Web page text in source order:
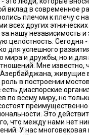
вклад в современное
плечом к плечу с
всех других этнических
нашу независимость и
целостность. Сегодня
для успешного
мира и дружбы, но и
Мне известно,
живущие
в построении
диаспорские
по всему миру, но
Это
что между нами нет
У нас многовековая